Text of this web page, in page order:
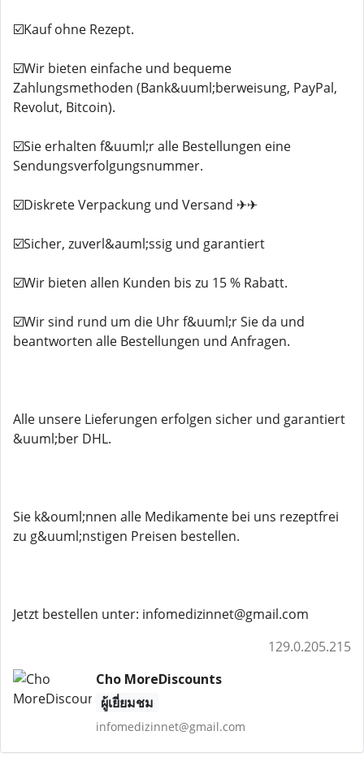
☑️Kauf ohne Rezept.
☑️Wir bieten einfache und bequeme
Zahlungsmethoden (Bank&uuml;berweisung, PayPal,
Revolut, Bitcoin).
☑️Sie erhalten f&uuml;r alle Bestellungen eine
Sendungsverfolgungsnummer.
☑️Diskrete Verpackung und Versand ✈✈
☑️Sicher, zuverl&auml;ssig und garantiert
☑️Wir bieten allen Kunden bis zu 15 % Rabatt.
☑️Wir sind rund um die Uhr f&uuml;r Sie da und
beantworten alle Bestellungen und Anfragen.
Alle unsere Lieferungen erfolgen sicher und garantiert
&uuml;ber DHL.
Sie k&ouml;nnen alle Medikamente bei uns rezeptfrei
zu g&uuml;nstigen Preisen bestellen.
Jetzt bestellen unter: infomedizinnet@gmail.com
129.0.205.215
Cho MoreDiscounts
ผู้เยี่ยมชม
infomedizinnet@gmail.com